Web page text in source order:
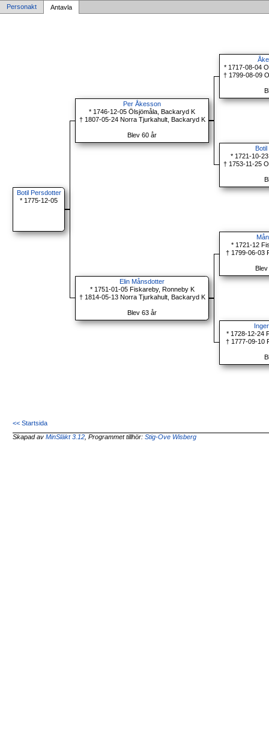
Personakt Antavla
Botil Persdotter
* 1775-12-05
Per Åkesson
* 1746-12-05 Ölsjömåla, Backaryd K
† 1807-05-24 Norra Tjurkahult, Backaryd K
Blev 60 år
* 1717-08-04
† 1799-08-09
* 1721-10-
† 1753-11-25
Elin Månsdotter
* 1751-01-05 Fiskareby, Ronneby K
† 1814-05-13 Norra Tjurkahult, Backaryd K
Blev 63 år
* 1721-12
† 1799-06-03
* 1728-12-24
† 1777-09-10
<< Startsida
Skapad avMinSläkt 3.12 , Programmet tillhör:Stig-Ove Wisberg